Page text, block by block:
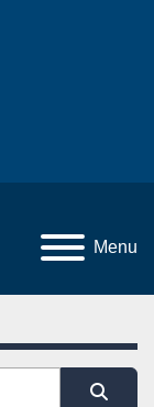
Menu